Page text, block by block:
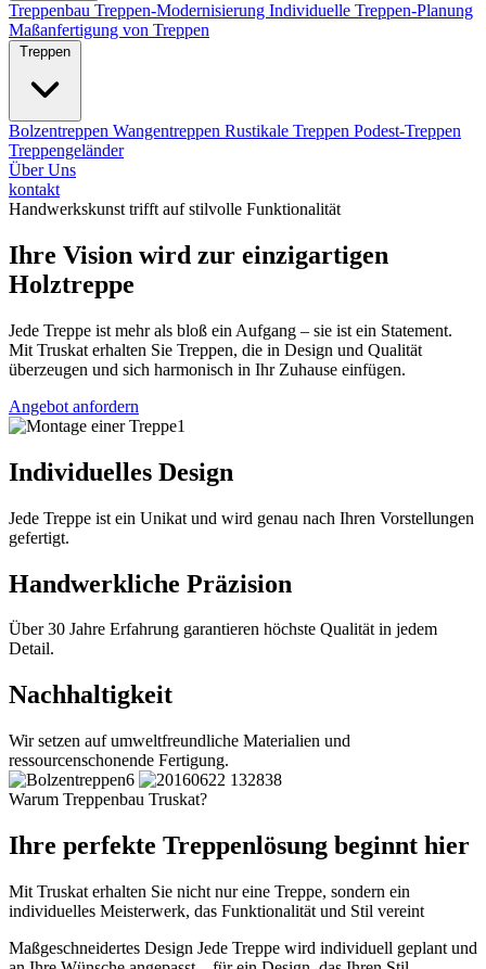
Treppenbau Treppen-Modernisierung Individuelle Treppen-Planung
Maßanfertigung von Treppen
Treppen
Bolzentreppen Wangentreppen Rustikale Treppen Podest-Treppen
Treppengeländer
Über Uns
kontakt
Handwerkskunst trifft auf stilvolle Funktionalität
Ihre Vision wird zur einzigartigen
Holztreppe
Jede Treppe ist mehr als bloß ein Aufgang – sie ist ein Statement.
Mit Truskat erhalten Sie Treppen, die in Design und Qualität
überzeugen und sich harmonisch in Ihr Zuhause einfügen.
Angebot anfordern
Individuelles Design
Jede Treppe ist ein Unikat und wird genau nach Ihren Vorstellungen
gefertigt.
Handwerkliche Präzision
Über 30 Jahre Erfahrung garantieren höchste Qualität in jedem
Detail.
Nachhaltigkeit
Wir setzen auf umweltfreundliche Materialien und
ressourcenschonende Fertigung.
Warum Treppenbau Truskat?
Ihre perfekte Treppenlösung beginnt hier
Mit Truskat erhalten Sie nicht nur eine Treppe, sondern ein
individuelles Meisterwerk, das Funktionalität und Stil vereint
Maßgeschneidertes Design Jede Treppe wird individuell geplant und